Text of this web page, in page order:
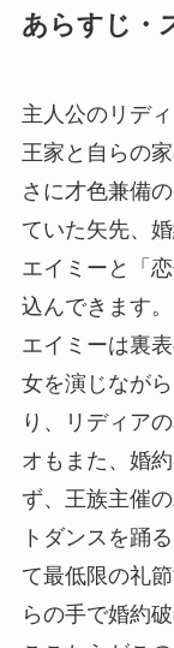
あらすじ・
主人公のリデ
王家と自らの
さに才色兼備
ていた矢先、
エイミーと「
込んできます。
エイミーは裏
女を演じなが
り、リディア
オもまた、婚
ず、王族主催
トダンスを踊
て最低限の礼
らの手で婚約